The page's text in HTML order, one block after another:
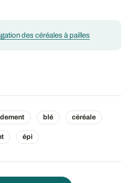
des céréales à pailles
blé céréale
épi